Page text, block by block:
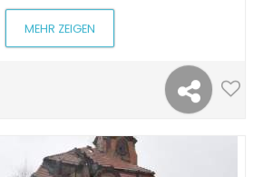
MEHR ZEIGEN